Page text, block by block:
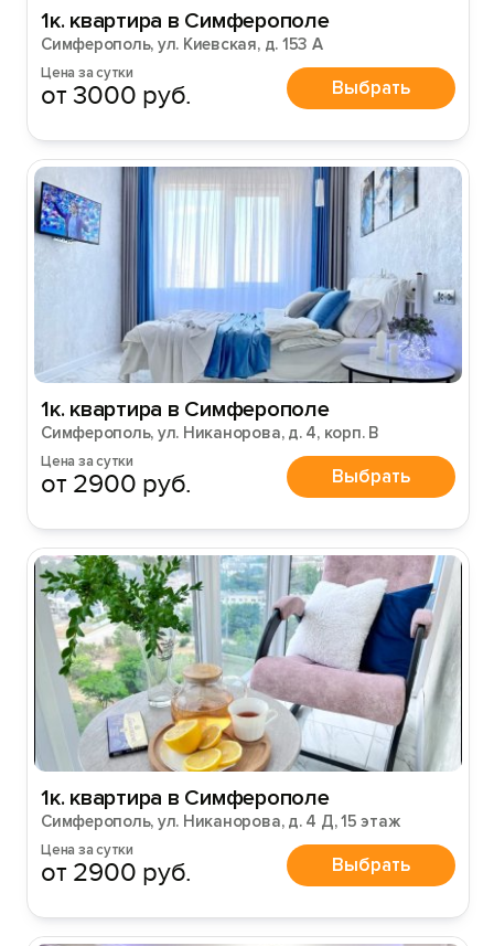
1к. квартира в Симферополе
Симферополь, ул. Киевская, д. 153 А
Цена за сутки
от 3000 руб. Выбрать
1к. квартира в Симферополе
Симферополь, ул. Никанорова, д. 4, корп. В
Цена за сутки
от 2900 руб. Выбрать
1к. квартира в Симферополе
Симферополь, ул. Никанорова, д. 4 Д, 15 этаж
Цена за сутки
от 2900 руб. Выбрать